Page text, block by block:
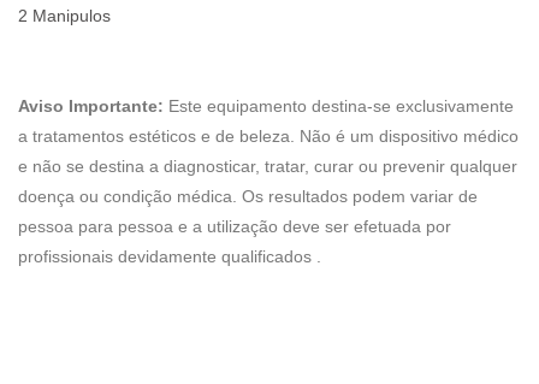
2 Manipulos
Aviso Importante: Este equipamento destina-se exclusivamente
a tratamentos estéticos e de beleza. Não é um dispositivo médico
e não se destina a diagnosticar, tratar, curar ou prevenir qualquer
doença ou condição médica. Os resultados podem variar de
pessoa para pessoa e a utilização deve ser efetuada por
profissionais devidamente qualificados .